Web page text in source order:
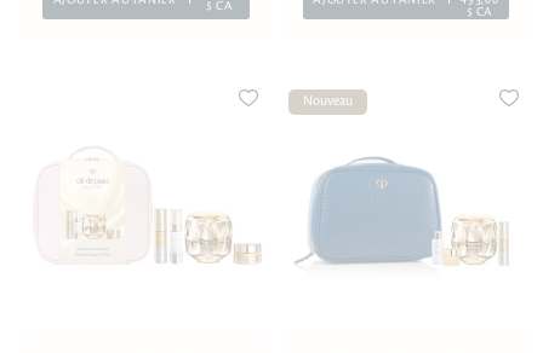
$ CA
$ CA
Nouveau